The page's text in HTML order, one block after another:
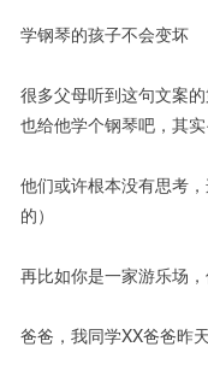
学钢琴的孩子不会变坏
很多父母听到这句文案
也给他学个钢琴吧，其实
他们或许根本没有思考
的）
再比如你是一家游乐场
爸爸，我同学XX爸爸昨